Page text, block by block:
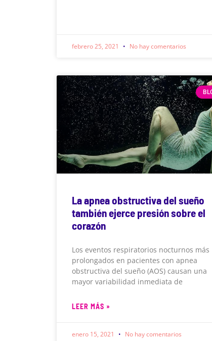
febrero 25, 2021 No hay comentarios
La apnea obstructiva del sueño
también ejerce presión sobre el
corazón
Los eventos respiratorios nocturnos más
prolongados en pacientes con apnea
obstructiva del sueño (AOS) causan una
mayor variabilidad inmediata de
LEER MÁS »
enero 15, 2021 No hay comentarios